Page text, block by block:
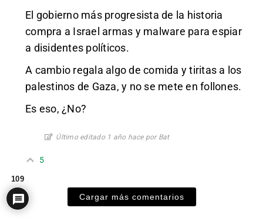
El gobierno más progresista de la historia
compra a Israel armas y malware para espiar
a disidentes políticos.
A cambio regala algo de comida y tiritas a los
palestinos de Gaza, y no se mete en follones.
Es eso, ¿No?
Último editado 1 año hace por Bat
5
Cargar más comentarios
109